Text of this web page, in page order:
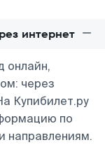
интернет
онлайн,
через
Купибилет.ру
по
направлениям.